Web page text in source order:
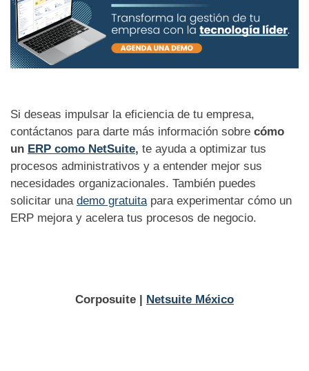
Si deseas impulsar la eficiencia de tu empresa,
contáctanos para darte más información sobre cómo
un ERP como NetSuite, te ayuda a optimizar tus
procesos administrativos y a entender mejor sus
necesidades organizacionales. También puedes
solicitar una demo gratuitapara experimentar cómo un
ERP mejora y acelera tus procesos de negocio.
Corposuite | Netsuite México